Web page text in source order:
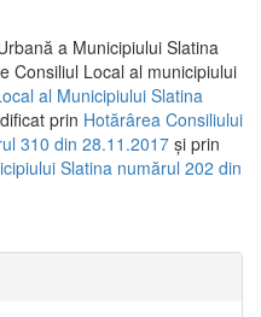
a Municipiului Slatina
Consiliul Local al municipiului
al Municipiului Slatina
prin Hotărârea Consiliului
310 din 28.11.2017 și prin
Slatina numărul 202 din